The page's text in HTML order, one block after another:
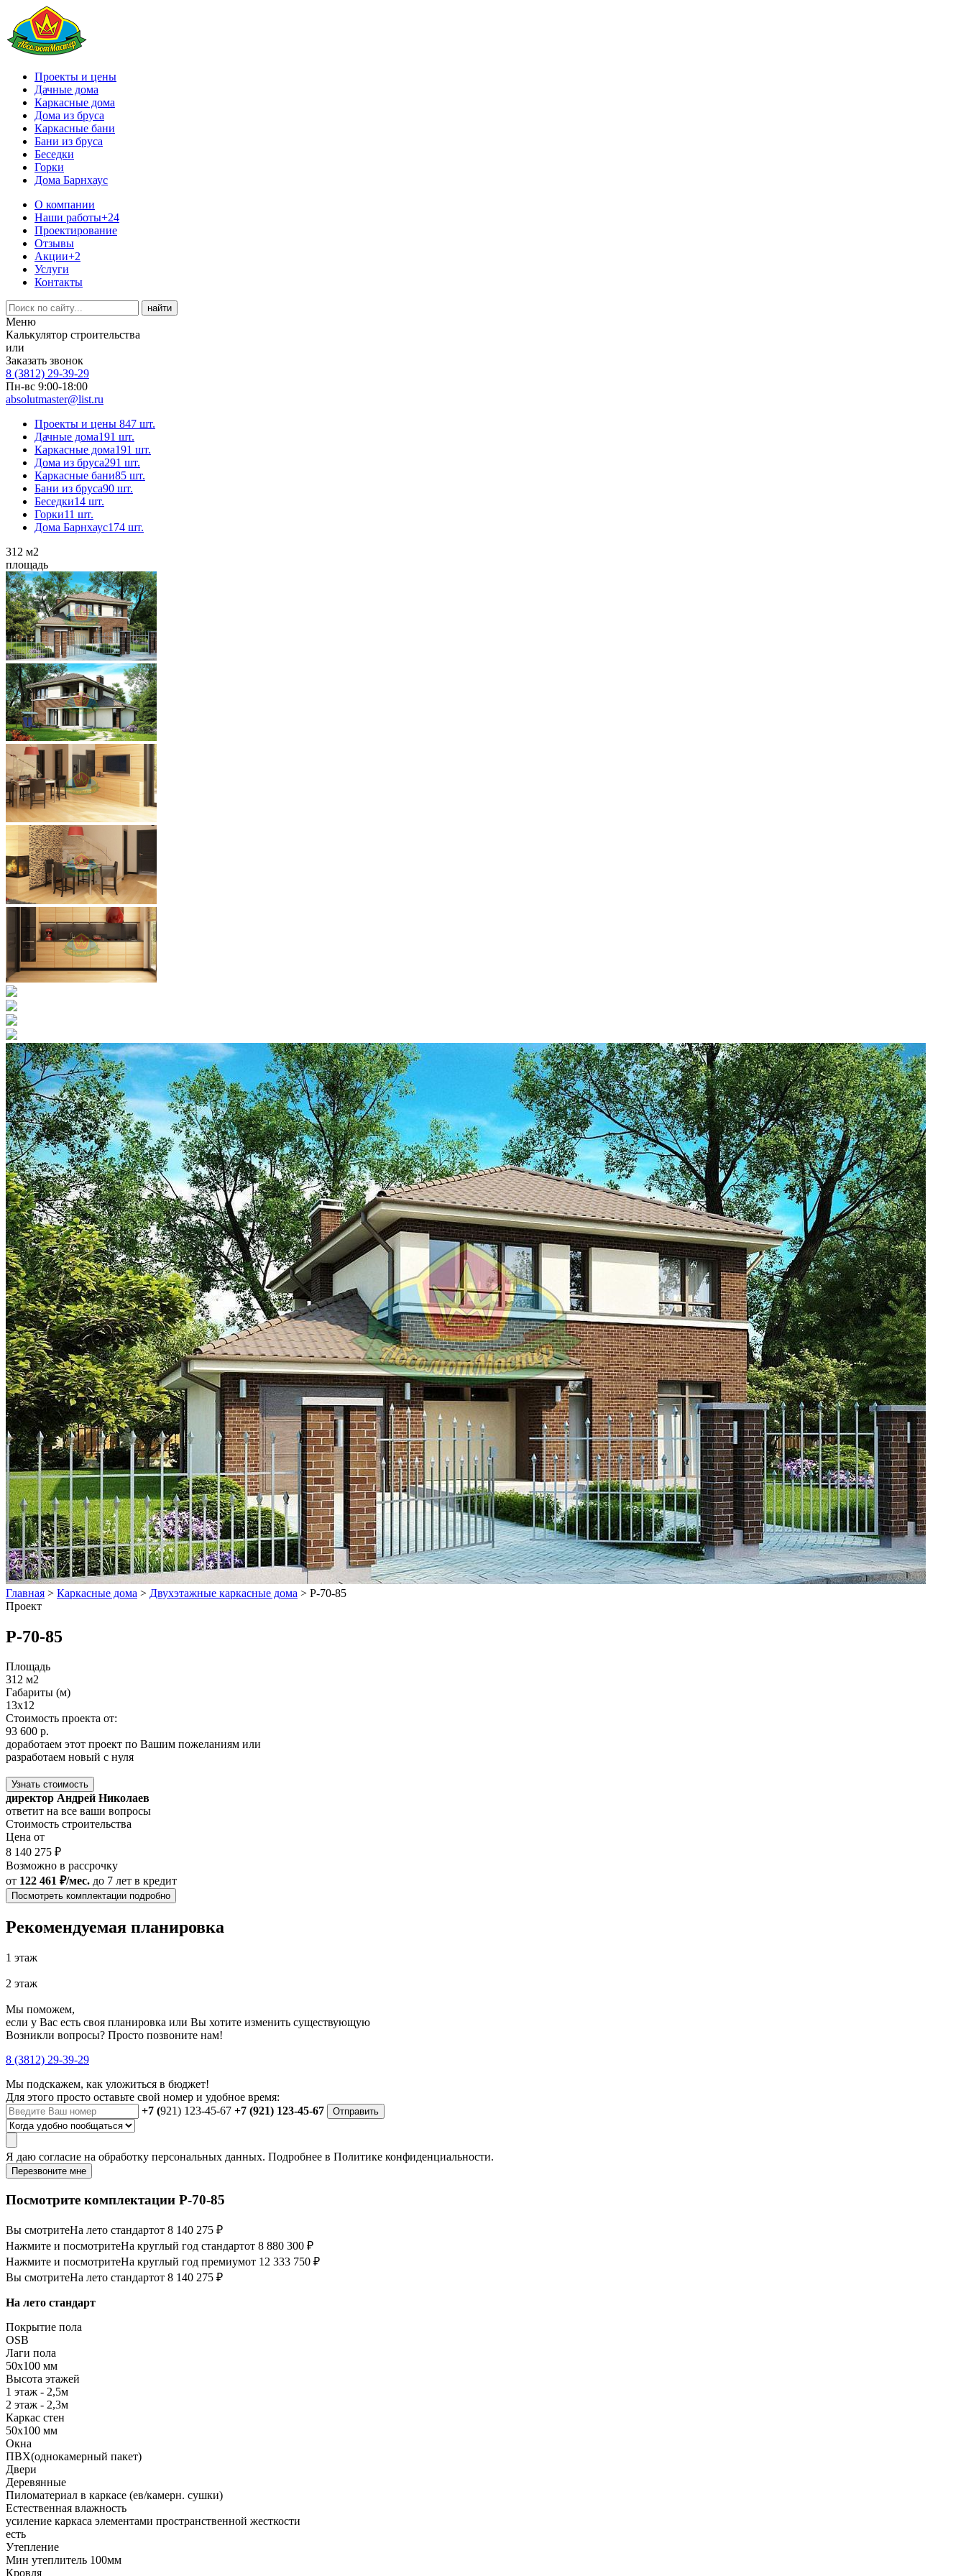
Проекты и цены
Дачные дома
Каркасные дома
Дома из бруса
Каркасные бани
Бани из бруса
Беседки
Горки
Дома Барнхаус
О компании
Наши работы+24
Проектирование
Отзывы
Акции+2
Услуги
Контакты
Меню
Калькулятор строительства
или
Заказать звонок
8 (3812) 29-39-29
Пн-вс 9:00-18:00
absolutmaster@list.ru
Проекты и цены 847 шт.
Дачные дома191 шт.
Каркасные дома191 шт.
Дома из бруса291 шт.
Каркасные бани85 шт.
Бани из бруса90 шт.
Беседки14 шт.
Горки11 шт.
Дома Барнхаус174 шт.
312 м2
площадь
Главная > Каркасные дома > Двухэтажные каркасные дома > Р-70-85
Проект
Р-70-85
Площадь
312 м2
Габариты (м)
13х12
Стоимость проекта от:
93 600 р.
доработаем этот проект по Вашим пожеланиям или
разработаем новый с нуля
Узнать стоимость
директор Андрей Николаев
ответит на все ваши вопросы
Стоимость строительства
Цена от
8 140 275 ₽
Возможно в рассрочку
от 122 461 ₽/мес. до 7 лет в кредит
Посмотреть комплектации подробно
Рекомендуемая планировка
1 этаж
2 этаж
Мы поможем,
если у Вас есть своя планировка или Вы хотите изменить существующую
Возникли вопросы? Просто позвоните нам!
8 (3812) 29-39-29
Мы подскажем, как уложиться в бюджет!
Для этого просто оставьте свой номер и удобное время:
+7 (921) 123-45-67 +7 (921) 123-45-67 Отправить
Я даю согласие на обработку персональных данных. Подробнее в Политике конфиденциальности.
Перезвоните мне
Посмотрите комплектации Р-70-85
Вы смотритеНа лето стандартот 8 140 275 ₽
Нажмите и посмотритеНа круглый год стандартот 8 880 300 ₽
Нажмите и посмотритеНа круглый год премиумот 12 333 750 ₽
Вы смотритеНа лето стандартот 8 140 275 ₽
На лето стандарт
Покрытие пола
OSB
Лаги пола
50х100 мм
Высота этажей
1 этаж - 2,5м
2 этаж - 2,3м
Каркас стен
50х100 мм
Окна
ПВХ(однокамерный пакет)
Двери
Деревянные
Пиломатериал в каркасе (ев/камерн. сушки)
Естественная влажность
усиление каркаса элементами пространственной жесткости
есть
Утепление
Мин утеплитель 100мм
Кровля